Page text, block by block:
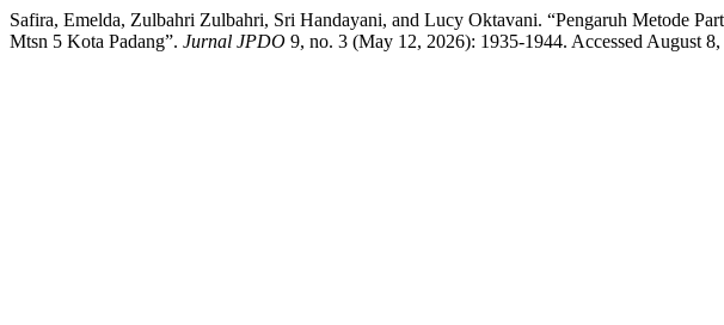
Safira, Emelda, Zulbahri Zulbahri, Sri Handayani, and Lucy Oktavani. “Pengaruh Metode
Mtsn 5 Kota Padang”. Jurnal JPDO 9, no. 3 (May 12, 2026): 1935-1944. Accessed August